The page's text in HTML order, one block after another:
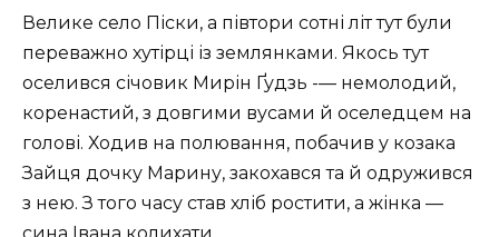
Велике село Піски, а півтори сотні літ тут були
переважно хутірці із землянками. Якось тут
оселився січовик Мирін Ґудзь -— немолодий,
коренастий, з довгими вусами й оселедцем на
голові. Ходив на полювання, побачив у козака
Зайця дочку Марину, закохався та й одружився
з нею. З того часу став хліб ростити, а жінка —
сина Івана колихати.